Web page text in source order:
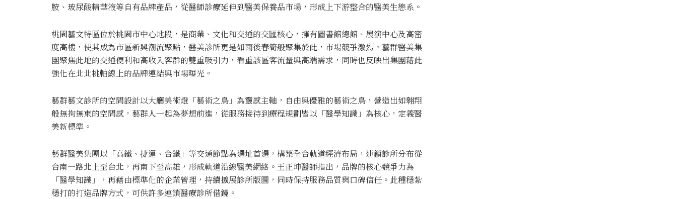
胺、玻尿酸精華液等自有品牌產品，從醫師診療延伸到醫美保養品市場，形成上下游整合的醫美生態系。
桃園藝文特區位於桃園市中心地段，是商業、文化和交通的交匯核心，擁有圖書館總館、展演中心及高密
度高樓，使其成為市區新興潮流聚點，醫美診所更是如雨後春筍般聚集於此，市場競爭激烈。藝群醫美集
團聚焦此地的交通便利和高收入客群的雙重吸引力，看重該區客流量與高端需求，同時也反映出集團藉此
強化在北北桃軸線上的品牌連結與市場曝光。
藝群藝文診所的空間設計以大廳美術燈「藝術之鳥」為靈感主軸，自由與優雅的藝術之鳥，營造出如翱翔
般無拘無束的空間感，藝群人一起為夢想前進，從服務接待到療程規劃皆以「醫學知識」為核心，定義醫
美新標準。
藝群醫美集團以「高鐵、捷運、台鐵」等交通節點為選址首選，構築全台軌道經濟布局，連鎖診所分布從
台南一路北上至台北，再南下至高雄，形成軌道沿線醫美網絡。王正坤醫師指出，品牌的核心競爭力為
「醫學知識」，再藉由標準化的企業管理，持續擴展診所版圖，同時保持服務品質與口碑信任。此種穩紮
穩打的打造品牌方式，可供許多連鎖醫療診所借鏡。